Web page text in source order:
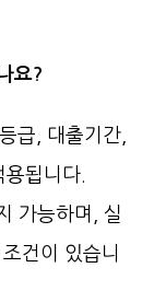
요?
급, 대출기간,
됩니다.
가능하며, 실
건이 있습니